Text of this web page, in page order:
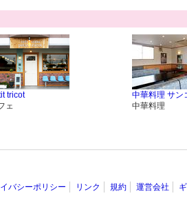
tricot
ェ
中華料理 サン
中華料理
バシーポリシー リンク 規約 運営会社